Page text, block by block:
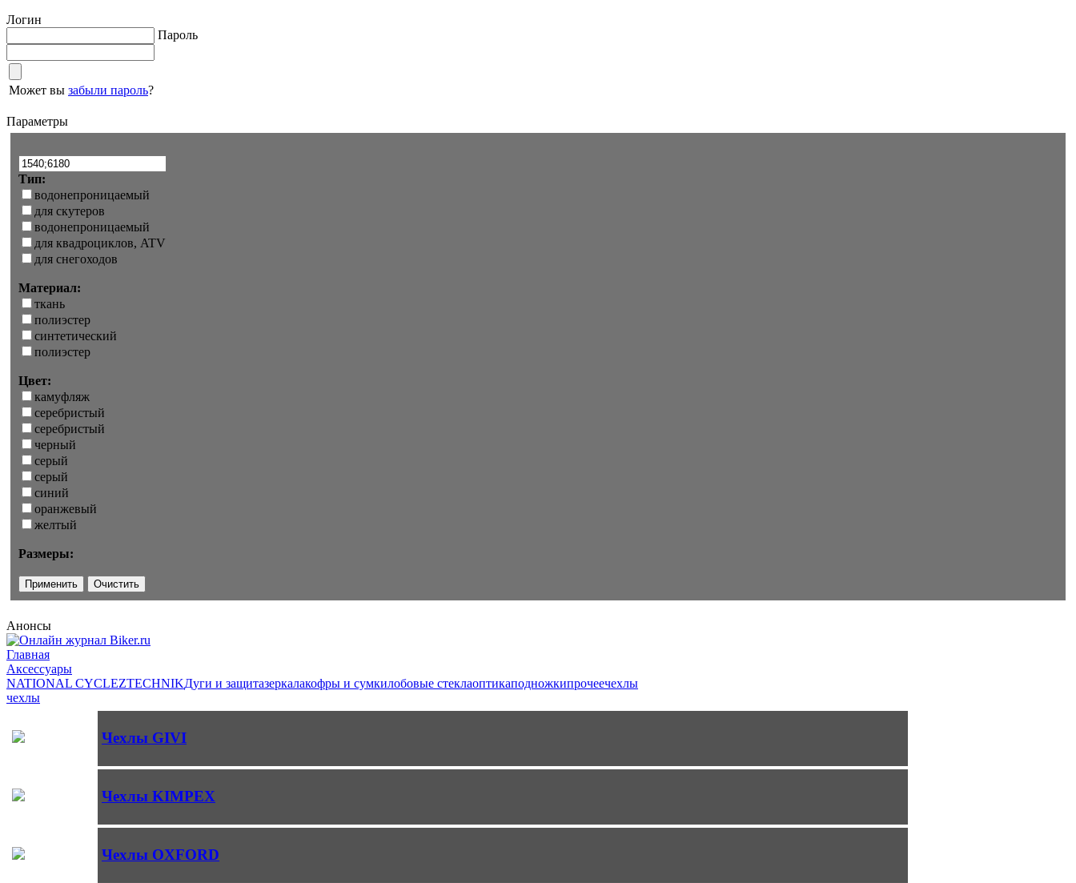
Логин
Пароль
Может вы забыли пароль?
Параметры
Тип:
водонепроницаемый
для скутеров
водонепроницаемый
для квадроциклов, ATV
для снегоходов
Материал:
ткань
полиэстер
синтетический
полиэстер
Цвет:
камуфляж
серебристый
серебристый
черный
серый
серый
синий
оранжевый
желтый
Размеры:
Анонсы
Главная
Аксессуары
NATIONAL CYCLEZTECHNIKДуги и защитазеркалакофры и сумкилобовые стеклаоптикаподножкипрочеечехлы
чехлы
Чехлы GIVI
Чехлы KIMPEX
Чехлы OXFORD